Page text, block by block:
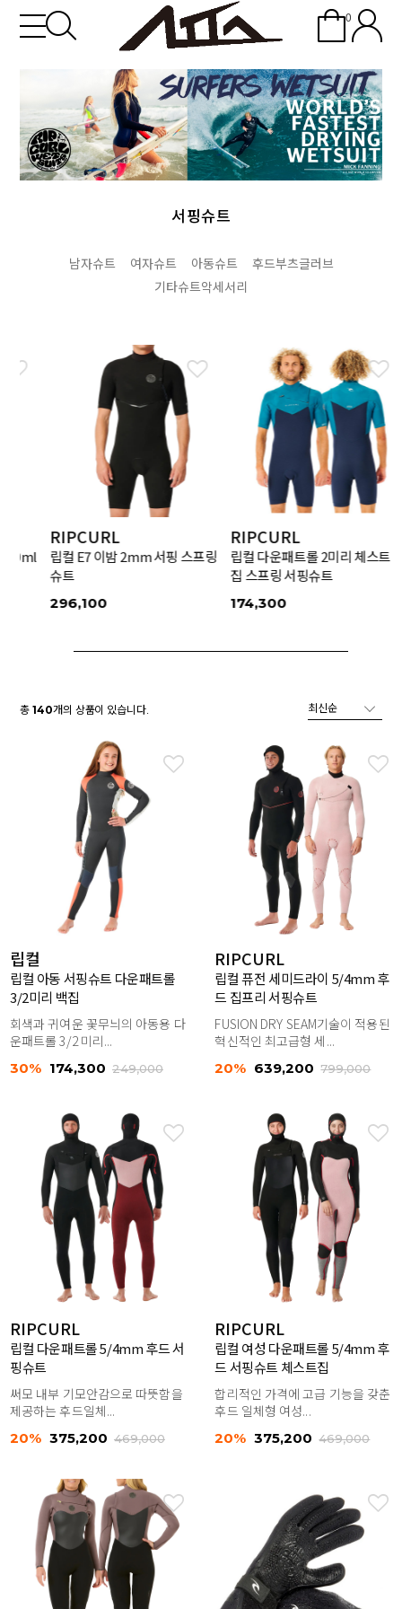
0
서핑슈트
남자슈트 여자슈트 아동슈트
후드부츠글러브
기타슈트악세서리
400ml
RIPCURL
립컬 E7 이밤 2mm 서핑 스프링
슈트
296,100
RIPCURL
립컬 다운패트롤 2미리 체스트
집 스프링 서핑슈트
174,300
총140개의 상품이 있습니다.
립컬
립컬 아동 서핑슈트 다운패트롤
3/2미리 백집
회색과 귀여운 꽃무늬의 아동용 다
운패트롤 3/2 미리...
30% 174,300 249,000
RIPCURL
립컬 퓨전 세미드라이 5/4mm 후
드 집프리 서핑슈트
FUSION DRY SEAM기술이 적용된
혁신적인 최고급형 세...
20% 639,200 799,000
RIPCURL
립컬 다운패트롤 5/4mm 후드 서
핑슈트
써모 내부 기모안감으로 따뜻함을
제공하는 후드일체...
20% 375,200 469,000
RIPCURL
립컬 여성 다운패트롤 5/4mm 후
드 서핑슈트 체스트집
합리적인 가격에 고급 기능을 갖춘
후드 일체형 여성...
20% 375,200 469,000